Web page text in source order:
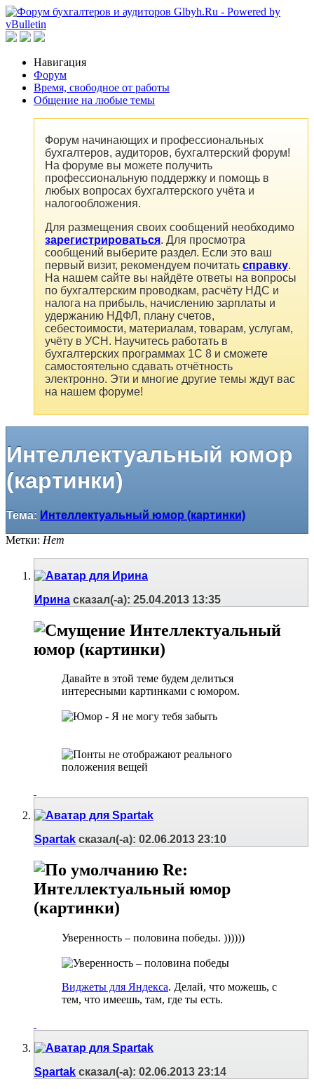
Навигация
Форум
Время, свободное от работы
Общение на любые темы
Форум начинающих и профессиональных
бухгалтеров, аудиторов, бухгалтерский форум!
На форуме вы можете получить
профессиональную поддержку и помощь в
любых вопросах бухгалтерского учёта и
налогообложения.
Для размещения своих сообщений необходимо
зарегистрироваться. Для просмотра
сообщений выберите раздел. Если это ваш
первый визит, рекомендуем почитать справку.
На нашем сайте вы найдёте ответы на вопросы
по бухгалтерским проводкам, расчёту НДС и
налога на прибыль, начислению зарплаты и
удержанию НДФЛ, плану счетов,
себестоимости, материалам, товарам, услугам,
учёту в УСН. Научитесь работать в
бухгалтерских программах 1С 8 и сможете
самостоятельно сдавать отчётность
электронно. Эти и многие другие темы ждут вас
на нашем форуме!
Интеллектуальный юмор
(картинки)
Тема: Интеллектуальный юмор (картинки)
Метки: Нет
Ирина сказал(-а): 25.04.2013 13:35
Интеллектуальный
юмор (картинки)
Давайте в этой теме будем делиться
интересными картинками с юмором.
Spartak сказал(-а): 02.06.2013 23:10
Re:
Интеллектуальный юмор
(картинки)
Уверенность – половина победы. ))))))
Виджеты для Яндекса. Делай, что можешь, с
тем, что имеешь, там, где ты есть.
Spartak сказал(-а): 02.06.2013 23:14